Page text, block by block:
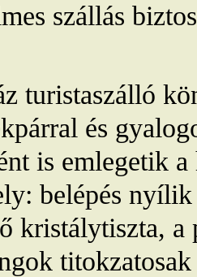
szállás
turistaszálló
és
is emlegetik
belépés
kristálytiszta, a